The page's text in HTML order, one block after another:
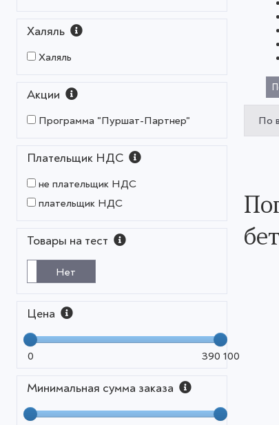
Халяль
Халяль
Акции
Программа "Пуршат-Партнер"
Плательщик НДС
не плательщик НДС
плательщик НДС
Товары на тест
Нет
Цена
0 390 100
Минимальная сумма заказа
По